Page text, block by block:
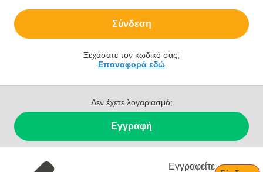
Σύνδεση
Ξεχάσατε τον κωδικό σας;
Επαναφορά εδώ
Δεν έχετε λογαριασμό;
Εγγραφή
Εγγραφείτε